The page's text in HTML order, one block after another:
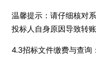
温馨提示：请仔细核对
投标人自身原因导致转
4.3招标文件缴费与查询